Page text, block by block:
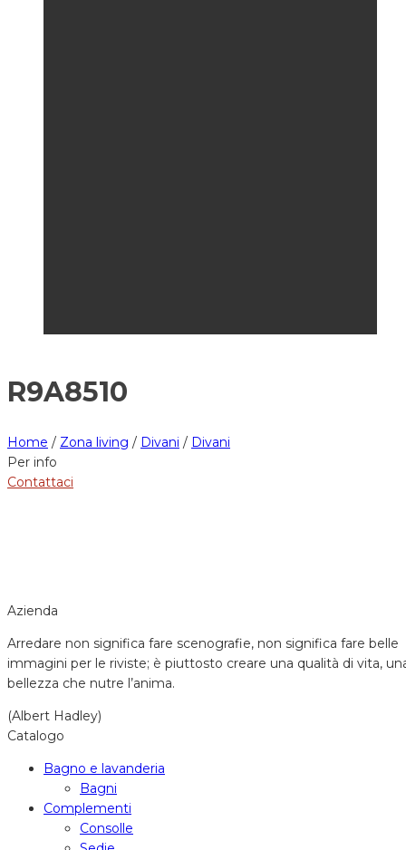
R9A8510
Home / Zona living / Divani / Divani
Per info
Contattaci
Azienda
Arredare non significa fare scenografie, non significa fare belle
immagini per le riviste; è piuttosto creare una qualità di vita,
bellezza che nutre l’anima.
(Albert Hadley)
Catalogo
Bagno e lavanderia
Bagni
Complementi
Consolle